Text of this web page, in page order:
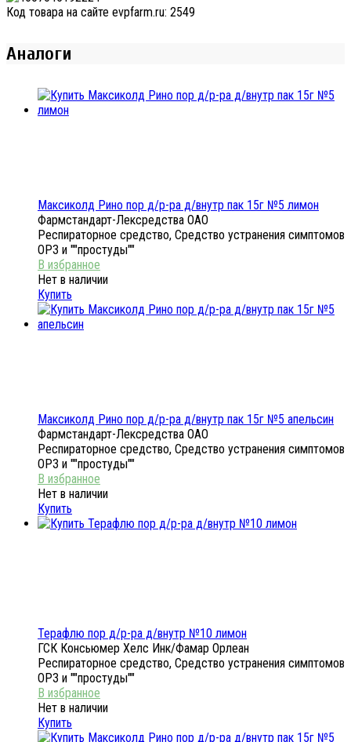
Код товара на сайте evpfarm.ru: 2549
Аналоги
Максиколд Рино пор д/р-ра д/внутр пак 15г №5 лимон
Фармстандарт-Лексредства ОАО
Респираторное средство, Средство устранения симптомов
ОРЗ и ""простуды""
Нет в наличии
Купить
Максиколд Рино пор д/р-ра д/внутр пак 15г №5 апельсин
Фармстандарт-Лексредства ОАО
Респираторное средство, Средство устранения симптомов
ОРЗ и ""простуды""
Нет в наличии
Купить
Терафлю пор д/р-ра д/внутр №10 лимон
ГСК Консьюмер Хелс Инк/Фамар Орлеан
Респираторное средство, Средство устранения симптомов
ОРЗ и ""простуды""
Нет в наличии
Купить